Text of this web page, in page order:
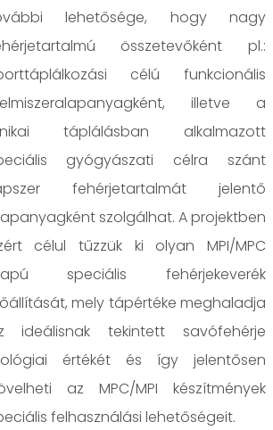
lehetősége, hogy nagy
összetevőként pl.:
célú funkcionális
illetve a
táplálásban alkalmazott
gyógyászati célra szánt
fehérjetartalmát jelentő
szolgálhat. A projektben
célul tűzzük ki olyan MPI/MPC
speciális fehérjekeverék
mely tápértéke meghaladja
ideálisnak tekintett savófehérje
értékét és így jelentősen
az MPC/MPI készítmények
felhasználási lehetőségeit.